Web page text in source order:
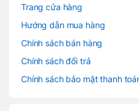
Trang cửa hàng
Hướng dẫn mua hàng
Chính sách bán hàng
Chính sách đổi trả
Chính sách bảo mật thanh